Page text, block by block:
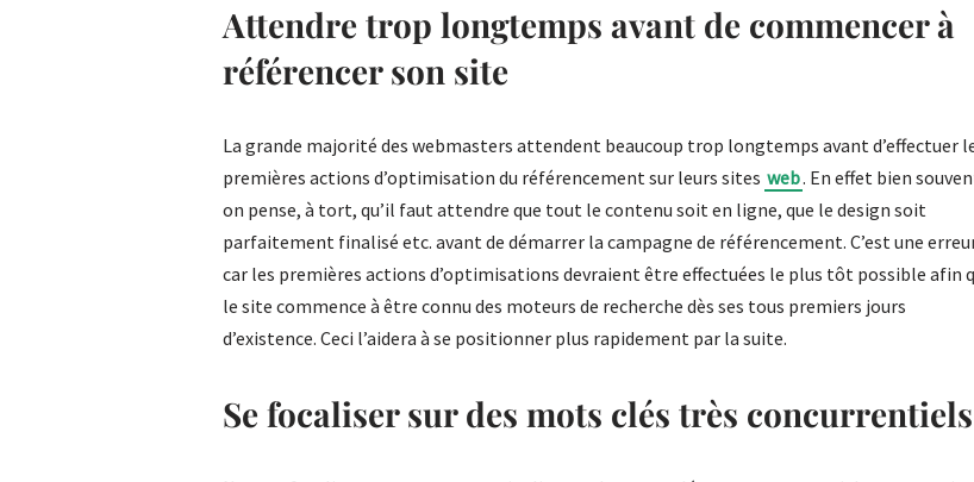
Attendre trop longtemps avant de commencer à
référencer son site
La grande majorité des webmasters attendent beaucoup trop longtemps avant d’effectuer
premières actions d’optimisation du référencement sur leurs sites web. En effet bien
on pense, à tort, qu’il faut attendre que tout le contenu soit en ligne, que le design soit
parfaitement finalisé etc. avant de démarrer la campagne de référencement. C’est une
car les premières actions d’optimisations devraient être effectuées le plus tôt possible afin
le site commence à être connu des moteurs de recherche dès ses tous premiers jours
d’existence. Ceci l’aidera à se positionner plus rapidement par la suite.
Se focaliser sur des mots clés très concurrentiels